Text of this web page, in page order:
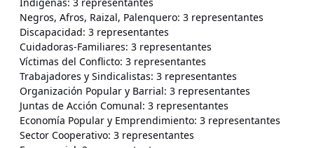
Negros, Afros, Raizal, Palenquero: 3 representantes
Discapacidad: 3 representantes
Cuidadoras-Familiares: 3 representantes
Víctimas del Conflicto: 3 representantes
Trabajadores y Sindicalistas: 3 representantes
Organización Popular y Barrial: 3 representantes
Juntas de Acción Comunal: 3 representantes
Economía Popular y Emprendimiento: 3 representantes
Sector Cooperativo: 3 representantes